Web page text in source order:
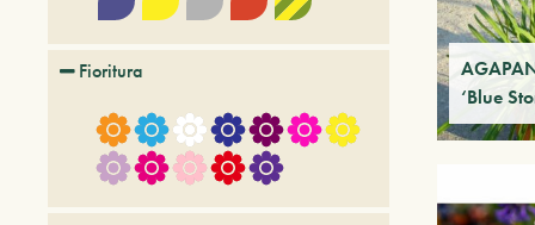
‘Blue
Fioritura